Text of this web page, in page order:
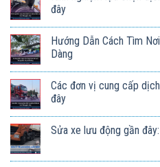
đây
Hướng Dẫn Cách Tìm
Dàng
Các đơn vị cung cấp
đây
Sửa xe lưu động gần